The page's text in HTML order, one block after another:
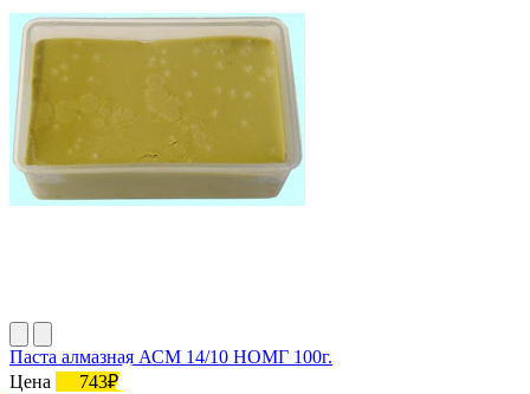
Паста алмазная АСМ 14/10 НОМГ 100г.
Цена
743₽